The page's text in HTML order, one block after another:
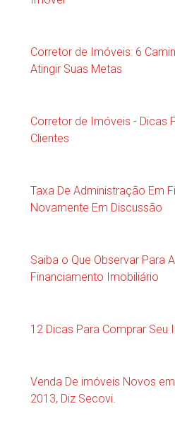
Corretor de Imóveis: 6
Atingir Suas Metas
Corretor de Imóveis - Dicas
Clientes
Taxa De Administração Em
Novamente Em Discussão
Saiba o Que Observar Para
Financiamento Imobiliário
12 Dicas Para Comprar Seu
Venda De imóveis Novos
2013, Diz Secovi.